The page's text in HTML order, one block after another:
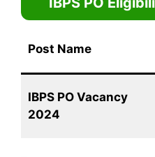
Post Name
IBPS PO Vacancy
2024